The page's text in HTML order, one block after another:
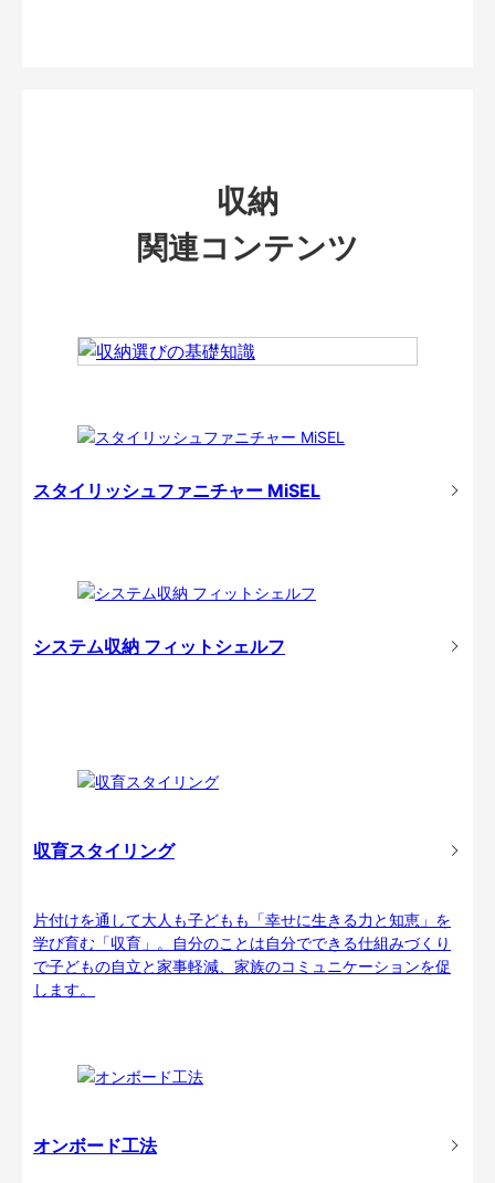
収納
関連コンテンツ
スタイリッシュファニチャー MiSEL
システム収納 フィットシェルフ
収育スタイリング
片付けを通して大人も子どもも「幸せに生きる力と知恵」を
学び育む「収育」。自分のことは自分でできる仕組みづくり
で子どもの自立と家事軽減、家族のコミュニケーションを促
します。
オンボード工法